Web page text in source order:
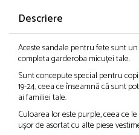
Descriere
Aceste sandale pentru fete sunt
completa garderoba micuței tale.
Sunt concepute special pentru
19-24, ceea ce înseamnă că sunt
ai familiei tale.
Culoarea lor este purple, ceea ce
ușor de asortat cu alte piese